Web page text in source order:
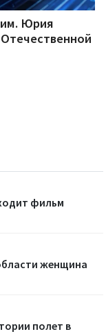
им. Юрия
фильм
женщина
полет в